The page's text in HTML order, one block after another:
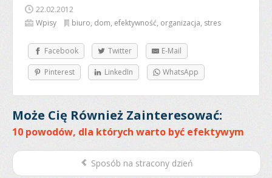
22.02.2012
Wpisy
biuro, dom, efektywność, organizacja, stres
Facebook Twitter E-Mail
Pinterest LinkedIn WhatsApp
Może Cię Również Zainteresować:
10 powodów, dla których warto być efektywym
Sposób na stracony dzień